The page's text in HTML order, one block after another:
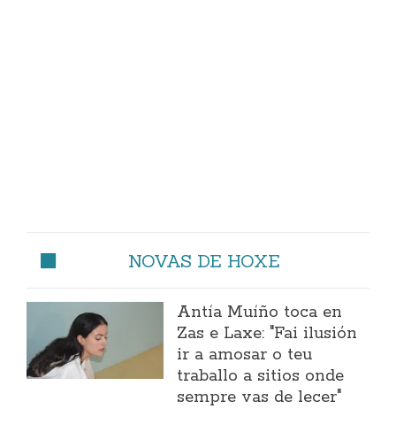
NOVAS DE HOXE
Antía Muíño toca en
Zas e Laxe: "Fai ilusión
ir a amosar o teu
traballo a sitios onde
sempre vas de lecer"